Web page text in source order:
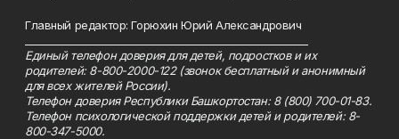
Главный редактор: Горюхин Юрий Александрович
Единый телефон доверия для детей, подростков и их
родителей: 8-800-2000-122 (звонок бесплатный и анонимный
для всех жителей России).
Телефон доверия Республики Башкортостан: 8 (800) 700-01-83.
Телефон психологической поддержки детей и родителей: 8-
800-347-5000.